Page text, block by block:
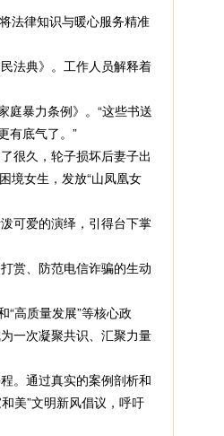
法律知识与暖心服务精准
法典》。工作人员解释着
暴力条例》。“这些书送
有底气了。”
很久，轮子损坏后妻子出
境女生，发放“山凤凰女
可爱的演绎，引得台下掌
赏、防范电信诈骗的生动
高质量发展”等核心政
一次凝聚共识、汇聚力量
。通过真实的案例剖析和
美”文明新风倡议，呼吁